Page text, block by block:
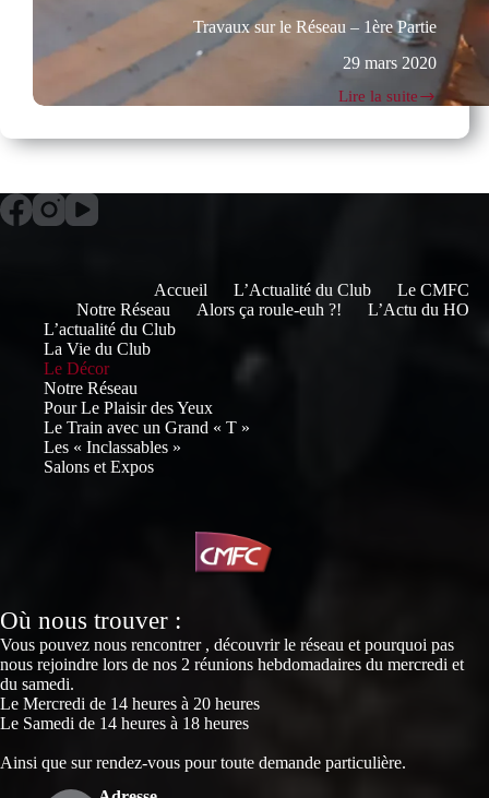
Travaux sur le Réseau – 1ère Partie
29 mars 2020
Lire la suite
Travaux
le
1ère
Accueil L’Actualité du Club
Le CMFC
Notre Réseau
Alors ça roule-euh ?!
L’Actu du HO
L’actualité du Club
La Vie du Club
Le Décor
Notre Réseau
Pour Le Plaisir des Yeux
Le Train avec un Grand « T »
Les « Inclassables »
Salons et Expos
Où nous trouver :
Vous pouvez nous rencontrer , découvrir le réseau et pourquoi pas
nous rejoindre lors de nos 2 réunions hebdomadaires du mercredi et
du samedi.
Le Mercredi de 14 heures à 20 heures
Le Samedi de 14 heures à 18 heures
Ainsi que sur rendez-vous pour toute demande particulière.